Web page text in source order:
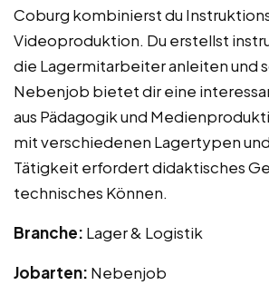
Coburg kombinierst du
Videoproduktion. Du erstellst
die Lagermitarbeiter anleiten und
Nebenjob bietet dir eine
aus Pädagogik und
mit verschiedenen Lagertypen
Tätigkeit erfordert didaktisches
technisches Können.
Branche: Lager & Logistik
Jobarten: Nebenjob